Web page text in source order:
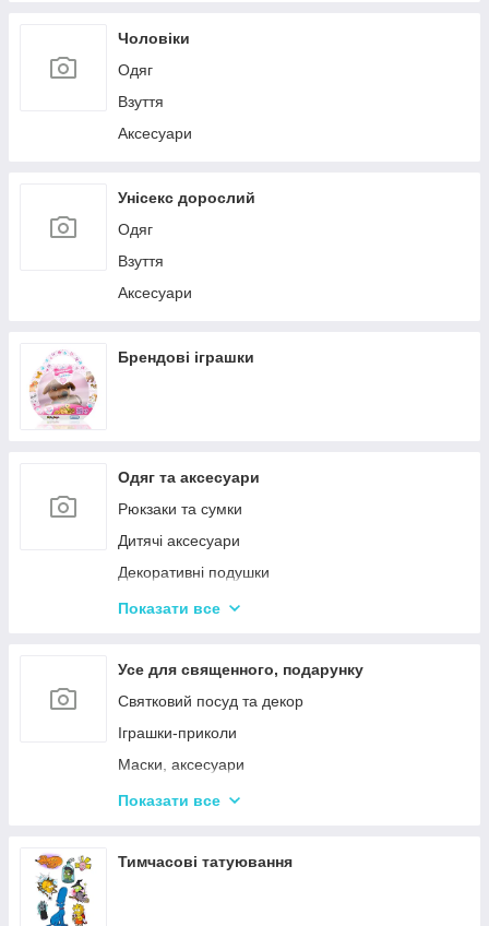
Чоловіки
Одяг
Взуття
Аксесуари
Унісекс дорослий
Одяг
Взуття
Аксесуари
Брендові іграшки
Одяг та аксесуари
Рюкзаки та сумки
Дитячі аксесуари
Декоративні подушки
Дитячі парасольки
Показати все
Усе для священного, подарунку
Святковий посуд та декор
Іграшки-приколи
Маски, аксесуари
Повітряні кульки
Фоторамки і фотоальбоми
Показати все
Тимчасові татуювання